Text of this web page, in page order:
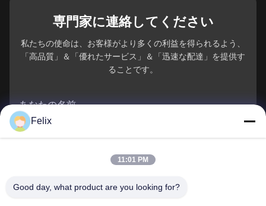
専門家に連絡してください
私たちの使命は、お客様がより多くの利益を得られるよう、
「高品質」＆「優れたサービス」＆「迅速な配達」を提供す
ることです。
あなたの名前
電話番号
電子メール*
Felix
11:01 PM
Good day, what product are you looking for?